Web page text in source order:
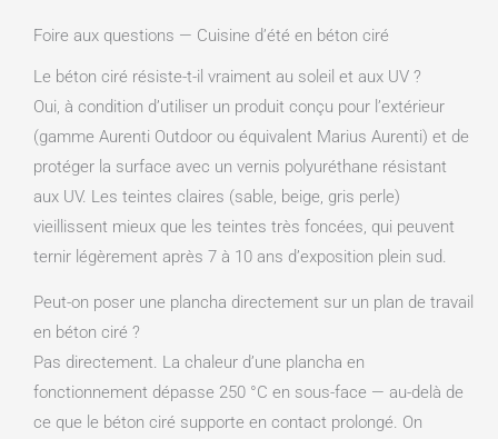
Foire aux questions — Cuisine d’été en béton ciré
Le béton ciré résiste-t-il vraiment au soleil et aux UV ?
Oui, à condition d’utiliser un produit conçu pour l’extérieur
(gamme Aurenti Outdoor ou équivalent Marius Aurenti) et de
protéger la surface avec un vernis polyuréthane résistant
aux UV. Les teintes claires (sable, beige, gris perle)
vieillissent mieux que les teintes très foncées, qui peuvent
ternir légèrement après 7 à 10 ans d’exposition plein sud.
Peut-on poser une plancha directement sur un plan de travail
en béton ciré ?
Pas directement. La chaleur d’une plancha en
fonctionnement dépasse 250 °C en sous-face — au-delà de
ce que le béton ciré supporte en contact prolongé. On